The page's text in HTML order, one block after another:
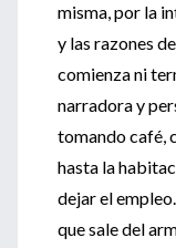
misma, por la
y las razones
comienza ni
narradora y
tomando café,
hasta la
dejar el
que sale del